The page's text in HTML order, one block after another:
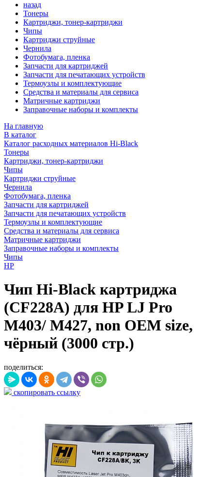
назад
Тонеры
Картриджи, тонер-картриджи
Чипы
Картриджи струйные
Чернила
Фотобумага, пленка
Запчасти для картриджей
Запчасти для печатающих устройств
Термоузлы и комплектующие
Средства и материалы для сервиса
Матричные картриджи
Заправочные наборы и комплекты
На главную
В каталог
Каталог расходных материалов Hi-Black
Тонеры
Картриджи, тонер-картриджи
Чипы
Картриджи струйные
Чернила
Фотобумага, пленка
Запчасти для картриджей
Запчасти для печатающих устройств
Термоузлы и комплектующие
Средства и материалы для сервиса
Матричные картриджи
Заправочные наборы и комплекты
Чипы
HP
Чип Hi-Black картриджа
(CF228A) для HP LJ Pro
M403/ M427, non OEM size,
чёрный (3000 стр.)
поделиться:
скопировать ссылку